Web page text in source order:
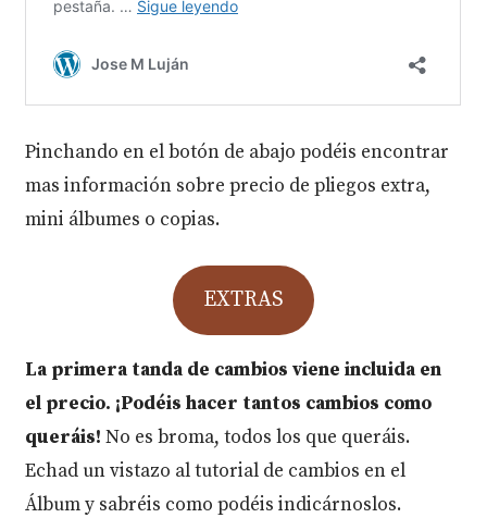
Pinchando en el botón de abajo podéis encontrar
mas información sobre precio de pliegos extra,
mini álbumes o copias.
EXTRAS
La primera tanda de cambios viene incluida en
el precio. ¡Podéis hacer tantos cambios como
queráis! No es broma, todos los que queráis.
Echad un vistazo al tutorial de cambios en el
Álbum y sabréis como podéis indicárnoslos.